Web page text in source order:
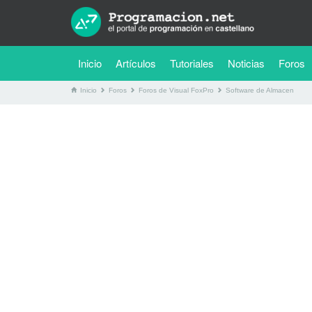
Inicio Artículos Tutoriales (current)
Noticias Foros
Inicio Foros Foros de Visual FoxPro Software de Almacen